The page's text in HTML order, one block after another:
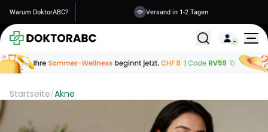
Warum DoktorABC? Versand in 1-2 Tagen
Alle
Startseite/Akne